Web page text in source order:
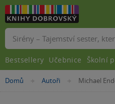
Nacházíte
Domů »Autoři »
Michael
Vyhledávání
Bestsellery Učebnice Školní